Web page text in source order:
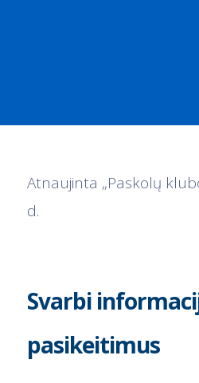
Atnaujinta „Paskolų
d.
Svarbi
pasikeitimus